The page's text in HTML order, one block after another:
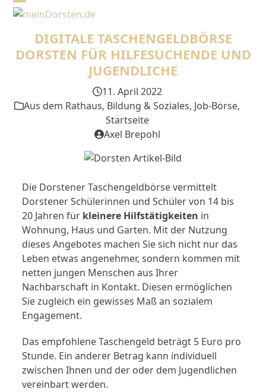
SkipOpen
mobile
menu
Close
mobile
menu
DIGITALE TASCHENGELDBÖRSE
DORSTEN FÜR HILFESUCHENDE UND
JUGENDLICHE
11. April 2022
Aus dem Rathaus, Bildung & Soziales, Job-Börse,
Startseite
Axel Brepohl
Die Dorstener Taschengeldbörse vermittelt
Dorstener Schülerinnen und Schüler von 14 bis
20 Jahren für kleinere Hilfstätigkeiten in
Wohnung, Haus und Garten. Mit der Nutzung
dieses Angebotes machen Sie sich nicht nur das
Leben etwas angenehmer, sondern kommen mit
netten jungen Menschen aus Ihrer
Nachbarschaft in Kontakt. Diesen ermöglichen
Sie zugleich ein gewisses Maß an sozialem
Engagement.
Das empfohlene Taschengeld beträgt 5 Euro pro
Stunde. Ein anderer Betrag kann individuell
zwischen Ihnen und der oder dem Jugendlichen
vereinbart werden.